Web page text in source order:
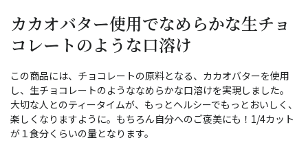
カカオバター使用でなめらかな生チョ
コレートのような口溶け
この商品には、チョコレートの原料となる、カカオバターを使用
し、生チョコレートのようななめらかな口溶けを実現しました。
大切な人とのティータイムが、もっとヘルシーでもっとおいしく、
楽しくなりますように。もちろん自分へのご褒美にも！1/4カット
が１食分くらいの量となります。